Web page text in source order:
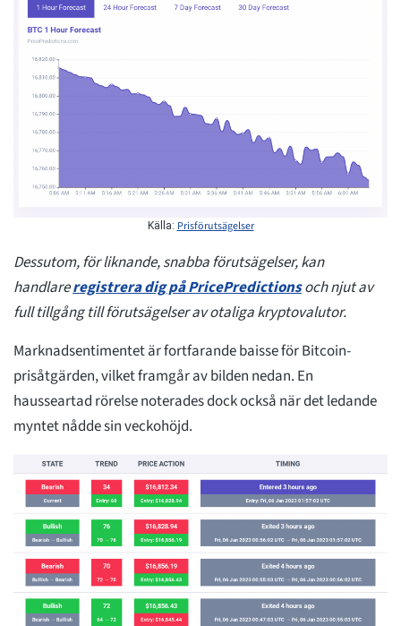
Källa: Prisförutsägelser
Dessutom, för liknande, snabba förutsägelser, kan
handlareregistrera dig på PricePredictionsoch njut av
full tillgång till förutsägelser av otaliga kryptovalutor.
Marknadsentimentet är fortfarande baisse för Bitcoin-
prisåtgärden, vilket framgår av bilden nedan. En
hausseartad rörelse noterades dock också när det ledande
myntet nådde sin veckohöjd.